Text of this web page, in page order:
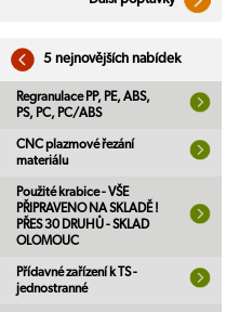
5 nejnovějších nabídek
Regranulace PP, PE, ABS,
PS, PC, PC/ABS
CNC plazmové řezání
materiálu
Použité krabice - VŠE
PŘIPRAVENO NA SKLADĚ !
PŘES 30 DRUHŮ - SKLAD
OLOMOUC
Přídavné zařízení k TS -
jednostranné